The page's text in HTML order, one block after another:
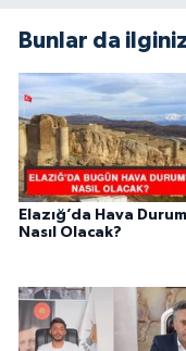
Bunlar da
Elazığ’da Hava
Nasıl Olacak?